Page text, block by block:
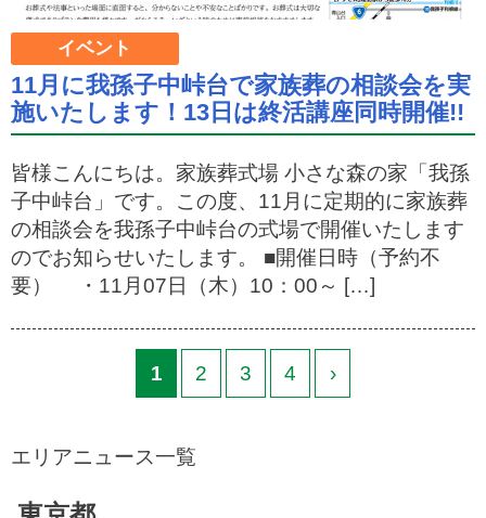
イベント
11月に我孫子中峠台で家族葬の相談会を実
施いたします！13日は終活講座同時開催!!
皆様こんにちは。家族葬式場 小さな森の家「我孫
子中峠台」です。この度、11月に定期的に家族葬
の相談会を我孫子中峠台の式場で開催いたします
のでお知らせいたします。 ■開催日時（予約不
要） ・11月07日（木）10：00～ […]
1 2 3 4 ›
エリアニュース一覧